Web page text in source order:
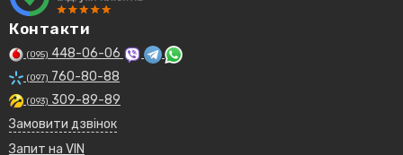
Контакти
(095) 448-06-06
(097) 760-80-88
(093) 309-89-89
Замовити дзвінок
Запит на VIN